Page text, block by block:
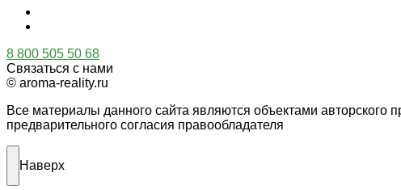
8 800 505 50 68
Связаться с нами
© aroma-reality.ru
Все материалы данного сайта являются объектами
предварительного согласия правообладателя
Наверх